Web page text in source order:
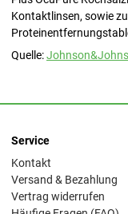
Kontaktlinsen, sowie
Quelle:
Service
Kontakt
Versand & Bezahlung
Vertrag widerrufen